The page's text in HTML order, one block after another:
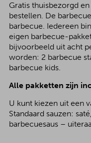
Gratis thuisbezorgd
bestellen. De
barbecue. Iedereen
eigen barbecue-
bijvoorbeeld uit acht
worden: 2 barbecue
barbecue kids.
Alle pakketten zijn
U kunt kiezen uit een
Standaard sauzen:
barbecuesaus –